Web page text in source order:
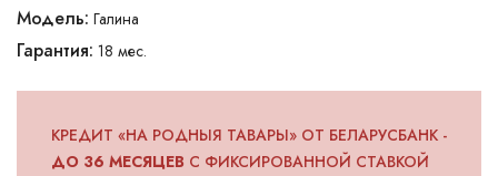
Модель: Галина
Гарантия: 18 мес.
КРЕДИТ «НА РОДНЫЯ ТАВАРЫ» ОТ БЕЛАРУСБАНК -
ДО 36 МЕСЯЦЕВ С ФИКСИРОВАННОЙ СТАВКОЙ